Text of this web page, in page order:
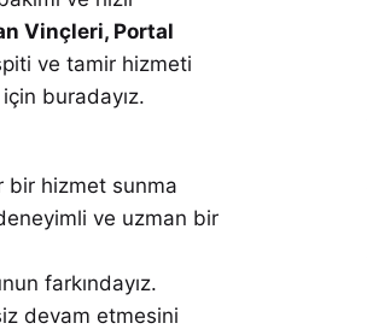
Vinçleri, Portal
ve tamir hizmeti
buradayız.
bir hizmet sunma
ve uzman bir
farkındayız.
devam etmesini